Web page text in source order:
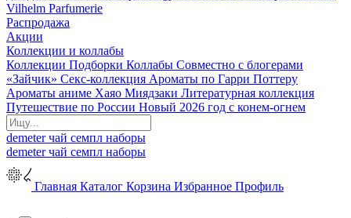
Vilhelm Parfumerie
Распродажа
Акции
Коллекции и коллабы
Коллекции Подборки Коллабы Совместно с блогерами
«Зайчик» Секс-коллекция Ароматы по Гарри Поттеру
Ароматы аниме Хаяо Миядзаки Литературная коллекция
Путешествие по России Новый 2026 год с конем-огнем
demeterчай семпл наборы
demeterчай семпл наборы
Главная Каталог Корзина Избранное Профиль